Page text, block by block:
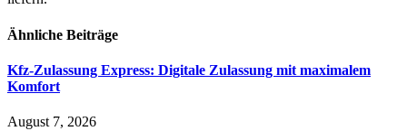
Ähnliche Beiträge
Kfz-Zulassung Express: Digitale Zulassung mit maximalem
Komfort
August 7, 2026